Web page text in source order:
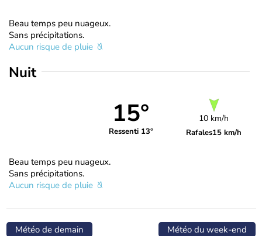
Beau temps peu nuageux.
Sans précipitations.
Aucun risque de pluie
Nuit
15°
Ressenti 13°
10 km/h
Rafales15 km/h
Beau temps peu nuageux.
Sans précipitations.
Aucun risque de pluie
Météo de demain Météo du week-end